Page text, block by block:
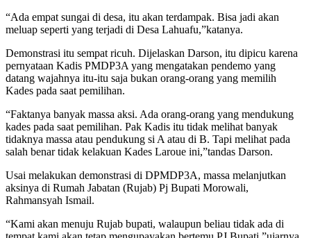
“Ada empat sungai di desa, itu akan terdampak. Bisa jadi akan
meluap seperti yang terjadi di Desa Lahuafu,”katanya.
Demonstrasi itu sempat ricuh. Dijelaskan Darson, itu dipicu karena
pernyataan Kadis PMDP3A yang mengatakan pendemo yang
datang wajahnya itu-itu saja bukan orang-orang yang memilih
Kades pada saat pemilihan.
“Faktanya banyak massa aksi. Ada orang-orang yang mendukung
kades pada saat pemilihan. Pak Kadis itu tidak melihat banyak
tidaknya massa atau pendukung si A atau di B. Tapi melihat pada
salah benar tidak kelakuan Kades Laroue ini,”tandas Darson.
Usai melakukan demonstrasi di DPMDP3A, massa melanjutkan
aksinya di Rumah Jabatan (Rujab) Pj Bupati Morowali,
Rahmansyah Ismail.
“Kami akan menuju Rujab bupati, walaupun beliau tidak ada di